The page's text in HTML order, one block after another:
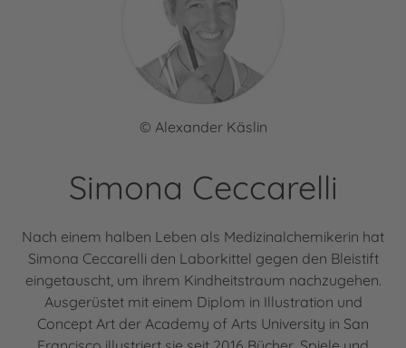
© Alexander Käslin
Simona Ceccarelli
Nach einem halben Leben als Medizinalchemikerin hat
Simona Ceccarelli den Laborkittel gegen den Bleistift
eingetauscht, um ihrem Kindheitstraum nachzugehen.
Ausgerüstet mit einem Diplom in Illustration und
Concept Art der Academy of Arts University in San